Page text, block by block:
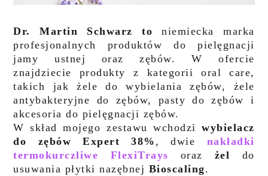
Dr. Martin Schwarz to niemiecka marka
profesjonalnych produktów do pielęgnacji
jamy ustnej oraz zębów. W ofercie
znajdziecie produkty z kategorii oral care,
takich jak żele do wybielania zębów, żele
antybakteryjne do zębów, pasty do zębów i
akcesoria do pielęgnacji zębów.
W skład mojego zestawu wchodziwybielacz
do zębów Expert 38% , dwie nakładki
termokurczliwe FlexiTrays oraz żel do
usuwania płytki nazębnej Bioscaling.